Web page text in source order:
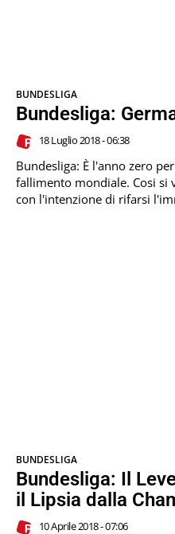
BUNDESLIGA
Bundesliga:
18 Luglio 2018 - 06:38
Bundesliga: È l'anno zero
fallimento mondiale. Cosi si
con l'intenzione di rifarsi
BUNDESLIGA
Bundesliga: Il
il Lipsia dalla
10 Aprile 2018 - 07:06